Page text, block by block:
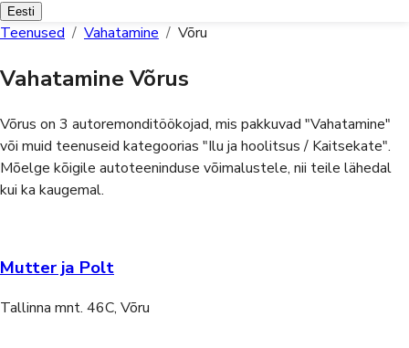
Eesti
Teenused / Vahatamine / Võru
Vahatamine Võrus
Võrus on 3 autoremonditöökojad, mis pakkuvad "Vahatamine"
või muid teenuseid kategoorias "Ilu ja hoolitsus / Kaitsekate".
Mõelge kõigile autoteeninduse võimalustele, nii teile lähedal
kui ka kaugemal.
Mutter ja Polt
Tallinna mnt. 46C, Võru